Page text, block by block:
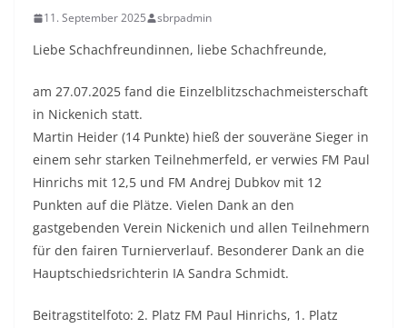
11. September 2025 sbrpadmin
Liebe Schachfreundinnen, liebe Schachfreunde,
am 27.07.2025 fand die Einzelblitzschachmeisterschaft
in Nickenich statt.
Martin Heider (14 Punkte) hieß der souveräne Sieger in
einem sehr starken Teilnehmerfeld, er verwies FM Paul
Hinrichs mit 12,5 und FM Andrej Dubkov mit 12
Punkten auf die Plätze. Vielen Dank an den
gastgebenden Verein Nickenich und allen Teilnehmern
für den fairen Turnierverlauf. Besonderer Dank an die
Hauptschiedsrichterin IA Sandra Schmidt.
Beitragstitelfoto: 2. Platz FM Paul Hinrichs, 1. Platz